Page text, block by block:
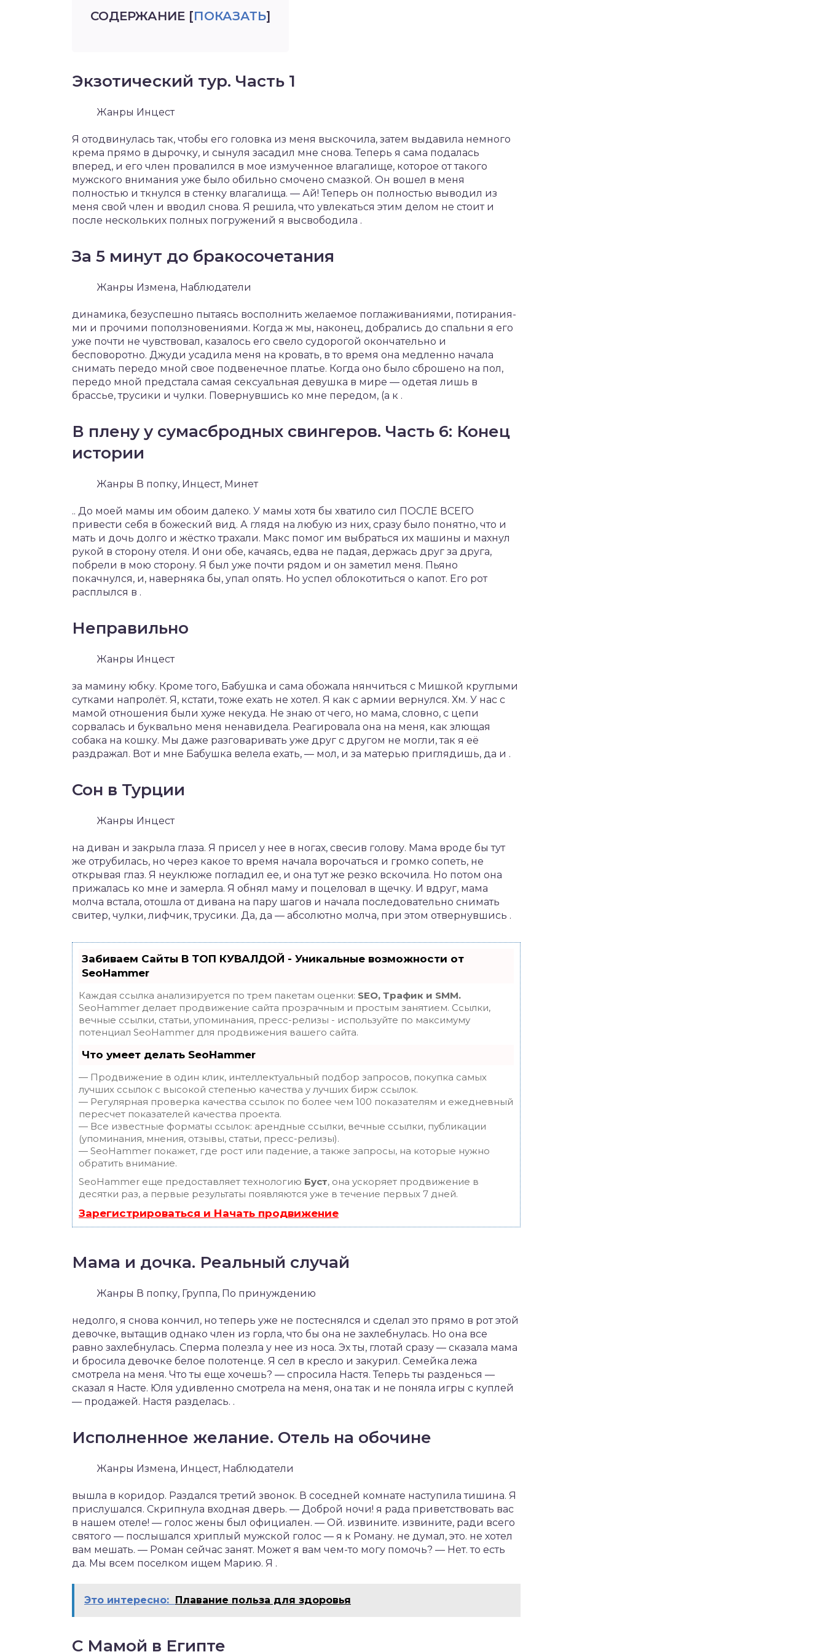
СОДЕРЖАНИЕ [ПОКАЗАТЬ]
Экзотический тур. Часть 1
Жанры Инцест
Я отодвинулась так, чтобы его головка из меня выскочила, затем выдавила немного
крема прямо в дырочку, и сынуля засадил мне снова. Теперь я сама подалась
вперед, и его член провалился в мое измученное влагалище, которое от такого
мужского внимания уже было обильно смочено смазкой. Он вошел в меня
полностью и ткнулся в стенку влагалища. — Ай! Теперь он полностью выводил из
меня свой член и вводил снова. Я решила, что увлекаться этим делом не стоит и
после нескольких полных погружений я высвободила .
За 5 минут до бракосочетания
Жанры Измена, Наблюдатели
динамика, безуспешно пытаясь восполнить желаемое поглаживаниями, потирания-
ми и прочими поползновениями. Когда ж мы, наконец, добрались до спальни я его
уже почти не чувствовал, казалось его свело судорогой окончательно и
бесповоротно. Джуди усадила меня на кровать, в то время она медленно начала
снимать передо мной свое подвенечное платье. Когда оно было сброшено на пол,
передо мной предстала самая сексуальная девушка в мире — одетая лишь в
брассье, трусики и чулки. Повернувшись ко мне передом, (а к .
В плену у сумасбродных свингеров. Часть 6: Конец
истории
Жанры В попку, Инцест, Минет
.. До моей мамы им обоим далеко. У мамы хотя бы хватило сил ПОСЛЕ ВСЕГО
привести себя в божеский вид. А глядя на любую из них, сразу было понятно, что и
мать и дочь долго и жёстко трахали. Макс помог им выбраться их машины и махнул
рукой в сторону отеля. И они обе, качаясь, едва не падая, держась друг за друга,
побрели в мою сторону. Я был уже почти рядом и он заметил меня. Пьяно
покачнулся, и, наверняка бы, упал опять. Но успел облокотиться о капот. Его рот
расплылся в .
Неправильно
Жанры Инцест
за мамину юбку. Кроме того, Бабушка и сама обожала нянчиться с Мишкой круглыми
сутками напролёт. Я, кстати, тоже ехать не хотел. Я как с армии вернулся. Хм. У нас с
мамой отношения были хуже некуда. Не знаю от чего, но мама, словно, с цепи
сорвалась и буквально меня ненавидела. Реагировала она на меня, как злющая
собака на кошку. Мы даже разговаривать уже друг с другом не могли, так я её
раздражал. Вот и мне Бабушка велела ехать, — мол, и за матерью приглядишь, да и .
Сон в Турции
Жанры Инцест
на диван и закрыла глаза. Я присел у нее в ногах, свесив голову. Мама вроде бы тут
же отрубилась, но через какое то время начала ворочаться и громко сопеть, не
открывая глаз. Я неуклюже погладил ее, и она тут же резко вскочила. Но потом она
прижалась ко мне и замерла. Я обнял маму и поцеловал в щечку. И вдруг, мама
молча встала, отошла от дивана на пару шагов и начала последовательно снимать
свитер, чулки, лифчик, трусики. Да, да — абсолютно молча, при этом отвернувшись .
Забиваем Сайты В ТОП КУВАЛДОЙ - Уникальные возможности от
SeoHammer
Каждая ссылка анализируется по трем пакетам оценки: SEO, Трафик и SMM.
SeoHammer делает продвижение сайта прозрачным и простым занятием. Ссылки,
вечные ссылки, статьи, упоминания, пресс-релизы - используйте по максимуму
потенциал SeoHammer для продвижения вашего сайта.
Что умеет делать SeoHammer
— Продвижение в один клик, интеллектуальный подбор запросов, покупка самых
лучших ссылок с высокой степенью качества у лучших бирж ссылок.
— Регулярная проверка качества ссылок по более чем 100 показателям и ежедневный
пересчет показателей качества проекта.
— Все известные форматы ссылок: арендные ссылки, вечные ссылки, публикации
(упоминания, мнения, отзывы, статьи, пресс-релизы).
— SeoHammer покажет, где рост или падение, а также запросы, на которые нужно
обратить внимание.
SeoHammer еще предоставляет технологию Буст, она ускоряет продвижение в
десятки раз, а первые результаты появляются уже в течение первых 7 дней.
Зарегистрироваться и Начать продвижение
Мама и дочка. Реальный случай
Жанры В попку, Группа, По принуждению
недолго, я снова кончил, но теперь уже не постеснялся и сделал это прямо в рот этой
девочке, вытащив однако член из горла, что бы она не захлебнулась. Но она все
равно захлебнулась. Сперма полезла у нее из носа. Эх ты, глотай сразу — сказала мама
и бросила девочке белое полотенце. Я сел в кресло и закурил. Семейка лежа
смотрела на меня. Что ты еще хочешь? — спросила Настя. Теперь ты разденься —
сказал я Насте. Юля удивленно смотрела на меня, она так и не поняла игры с куплей
— продажей. Настя разделась. .
Исполненное желание. Отель на обочине
Жанры Измена, Инцест, Наблюдатели
вышла в коридор. Раздался третий звонок. В соседней комнате наступила тишина. Я
прислушался. Скрипнула входная дверь. — Доброй ночи! я рада приветствовать вас
в нашем отеле! — голос жены был официален. — Ой. извините. извините, ради всего
святого — послышался хриплый мужской голос — я к Роману. не думал, это. не хотел
вам мешать. — Роман сейчас занят. Может я вам чем-то могу помочь? — Нет. то есть
да. Мы всем поселком ищем Марию. Я .
Это интересно: Плавание польза для здоровья
С Мамой в Египте